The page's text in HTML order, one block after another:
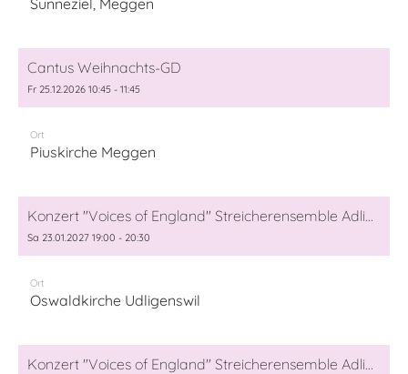
Sunneziel, Meggen
Cantus Weihnachts-GD
Fr 25.12.2026 10:45 - 11:45
Ort
Piuskirche Meggen
Konzert "Voices of England" Streicherensemble Adligenswil und Cantus Meggen
Sa 23.01.2027 19:00 - 20:30
Ort
Oswaldkirche Udligenswil
Konzert "Voices of England" Streicherensemble Adligenwil und Cantus Meggen